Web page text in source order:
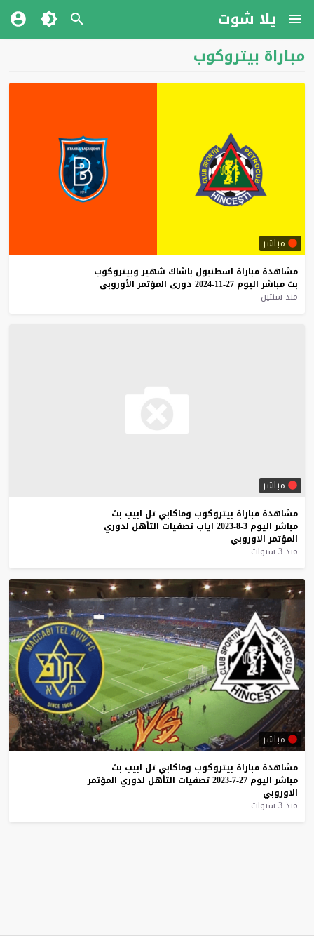
يلا شوت
مباراة بيتروكوب
مباشر
مشاهدة مباراة اسطنبول باشاك شهير وبيتروكوب
بث مباشر اليوم 27-11-2024 دوري المؤتمر الأوروبي
منذ سنتين
مباشر
مشاهدة مباراة بيتروكوب وماكابي تل ابيب بث
مباشر اليوم 3-8-2023 اياب تصفيات التأهل لدوري
المؤتمر الاوروبي
منذ 3 سنوات
مباشر
مشاهدة مباراة بيتروكوب وماكابي تل ابيب بث
مباشر اليوم 27-7-2023 تصفيات التأهل لدوري المؤتمر
الاوروبي
منذ 3 سنوات